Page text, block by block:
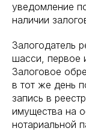
уведомление
наличии
Залогодатель
шасси, первое
Залоговое
в тот же день
запись в
имущества на
нотариальной